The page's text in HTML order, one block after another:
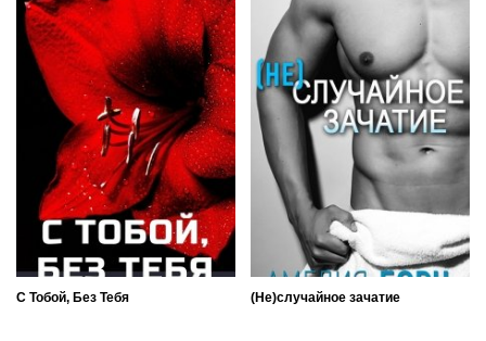
С Тобой, Без Тебя (Не)случайное зачатие